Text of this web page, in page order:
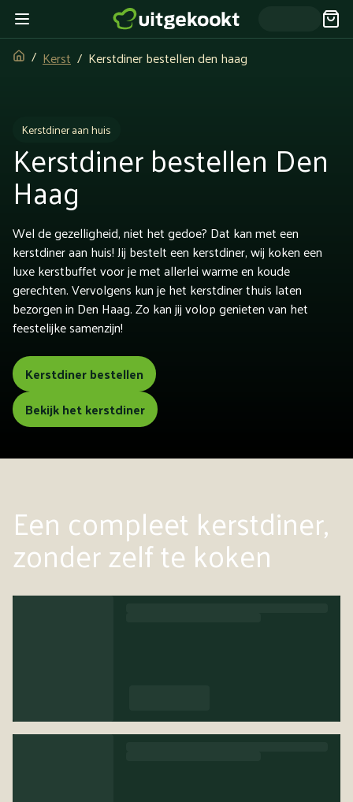
Kerst Kerstdiner bestellen den haag
Kerstdiner aan huis
Kerstdiner bestellen Den
Haag
Wel de gezelligheid, niet het gedoe? Dat kan met een
kerstdiner aan huis! Jij bestelt een kerstdiner, wij koken een
luxe kerstbuffet voor je met allerlei warme en koude
gerechten. Vervolgens kun je het kerstdiner thuis laten
bezorgen in Den Haag. Zo kan jij volop genieten van het
feestelijke samenzijn!
Kerstdiner bestellen
Bekijk het kerstdiner
Een compleet kerstdiner,
zonder zelf te koken